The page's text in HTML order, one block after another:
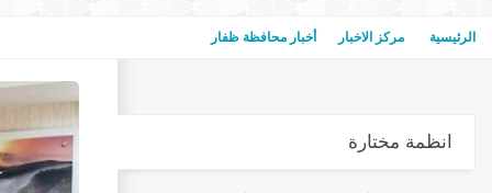
الرئيسية مركز الاخبار أخبار محافظة ظفار
انظمة مختارة